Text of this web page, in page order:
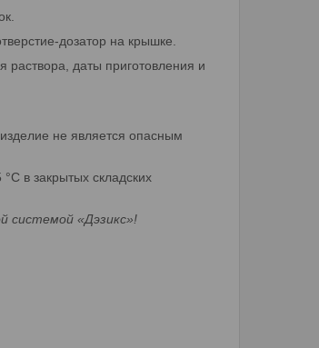
дозатор на крышке.
раствора, даты приготовления и
не является опасным
в закрытых складских
системой «Дэзикс»!